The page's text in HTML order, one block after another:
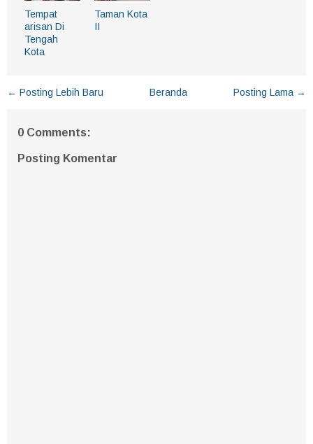
Tempat
arisan Di
Tengah
Kota
Taman Kota
II
← Posting Lebih Baru Posting Lama →
Beranda
0 Comments:
Posting Komentar